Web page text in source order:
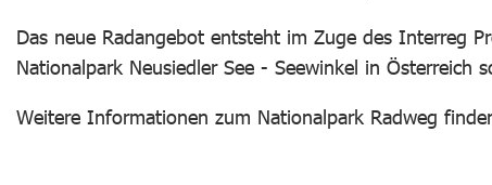
Das neue Radangebot entsteht im Zuge des Interreg
Nationalpark Neusiedler See - Seewinkel in
Weitere Informationen zum Nationalpark Radweg